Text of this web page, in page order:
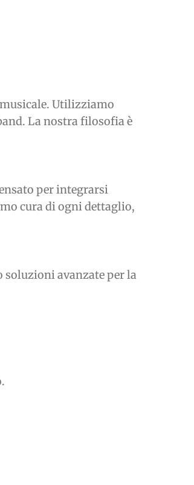
Utilizziamo
La nostra filosofia è
per integrarsi
cura di ogni dettaglio,
avanzate per la